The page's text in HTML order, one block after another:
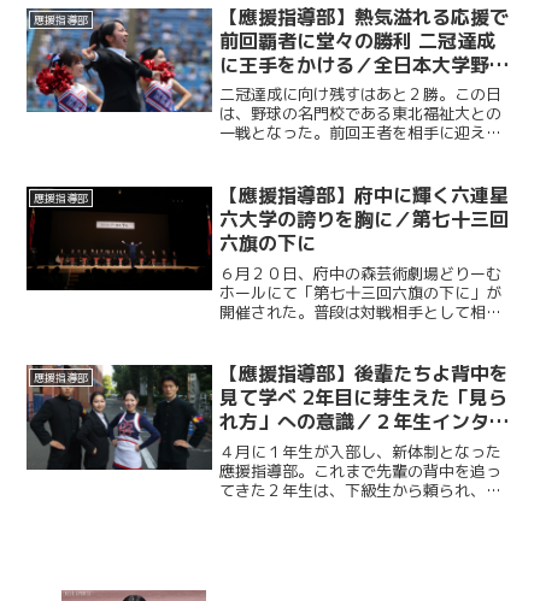
むこの日、応援席には多くの観客が集ま
り、熱い声援を送った。
應援指導部
【應援指導部】熱気溢れる応援で
前回覇者に堂々の勝利 二冠達成
に王手をかける／全日本大学野球
選手権準決勝 対東北福祉大学戦
二冠達成に向け残すはあと２勝。この日
は、野球の名門校である東北福祉大との
一戦となった。前回王者を相手に迎えた
の最後まで勝敗の行方がわからない展開
に、スタンドからは途切れ...
應援指導部
【應援指導部】府中に輝く六連星
六大学の誇りを胸に／第七十三回
六旗の下に
６月２０日、府中の森芸術劇場どりーむ
ホールにて「第七十三回六旗の下に」が
開催された。普段は対戦相手として相対
ジを披露する年に一度の行事である。東
京六大学が築き上げてきた...
應援指導部
【應援指導部】後輩たちよ背中を
見て学べ 2年目に芽生えた「見ら
れ方」への意識／２年生インタビ
ュー
４月に１年生が入部し、新体制となった
應援指導部。これまで先輩の背中を追っ
てきた２年生は、下級生から頼られ、